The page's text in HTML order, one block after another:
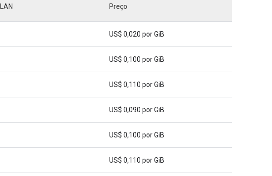
Preço
US$ 0,020 por GiB
US$ 0,100 por GiB
US$ 0,110 por GiB
US$ 0,090 por GiB
US$ 0,100 por GiB
US$ 0,110 por GiB